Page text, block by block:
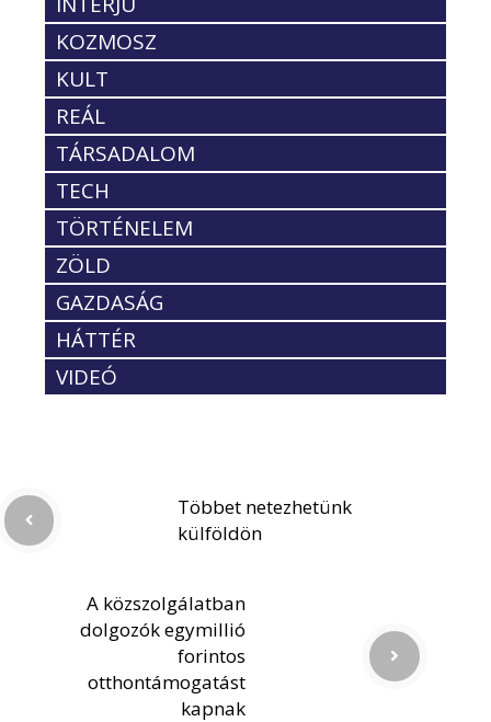
KOZMOSZ
KULT
REÁL
TÁRSADALOM
TECH
TÖRTÉNELEM
ZÖLD
GAZDASÁG
HÁTTÉR
VIDEÓ
Többet netezhetünk
külföldön
A közszolgálatban
dolgozók egymillió
forintos
otthontámogatást
kapnak